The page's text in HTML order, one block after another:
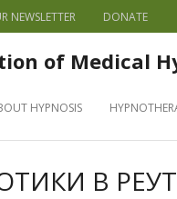
NEWSLETTER DONATE
of Medical
HYPNOSIS
В